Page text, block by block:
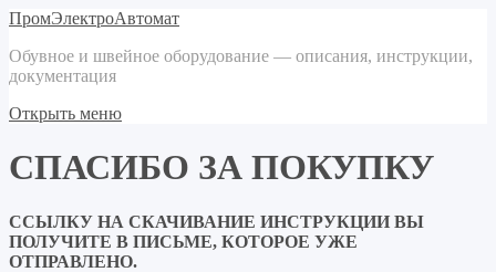
ПромЭлектроАвтомат
Обувное и швейное оборудование — описания, инструкции,
документация
Открыть меню
СПАСИБО ЗА ПОКУПКУ
ССЫЛКУ НА СКАЧИВАНИЕ ИНСТРУКЦИИ ВЫ
ПОЛУЧИТЕ В ПИСЬМЕ, КОТОРОЕ УЖЕ
ОТПРАВЛЕНО.